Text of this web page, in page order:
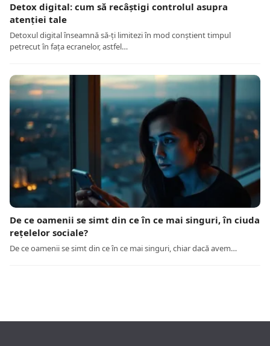
Detox digital: cum să recâștigi controlul asupra
atenției tale
Detoxul digital înseamnă să-ți limitezi în mod conștient timpul
petrecut în fața ecranelor, astfel…
De ce oamenii se simt din ce în ce mai singuri, în ciuda
rețelelor sociale?
De ce oamenii se simt din ce în ce mai singuri, chiar dacă avem…